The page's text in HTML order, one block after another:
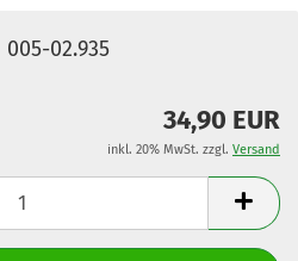
005-02.935
34,90 EUR
inkl. 20% MwSt. zzgl. Versand